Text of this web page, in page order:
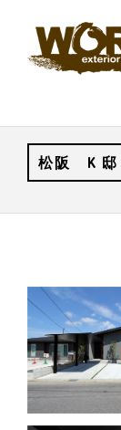
松阪 K 邸